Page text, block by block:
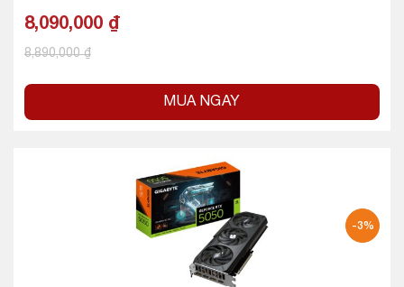
8,090,000 ₫
8,890,000₫
MUA NGAY
-3%